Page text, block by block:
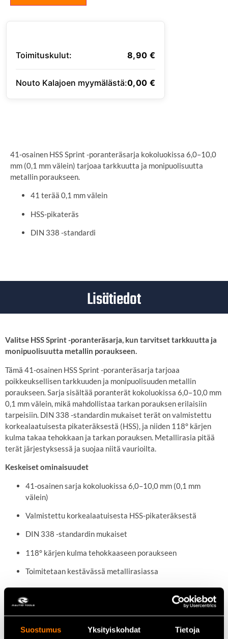
Suostumus Yksityiskohdat Tietoja
Toimituskulut: 8,90 €
Nouto Kalajoen myymälästä:0,00 €
41-osainen HSS Sprint -poranteräsarja kokoluokissa 6,0–10,0
mm (0,1 mm välein) tarjoaa tarkkuutta ja monipuolisuutta
metallin poraukseen.
41 terää 0,1 mm välein
HSS-pikateräs
DIN 338 -standardi
Lisätiedot
Valitse HSS Sprint -poranteräsarja, kun tarvitset tarkkuutta ja
monipuolisuutta metallin poraukseen.
Tämä 41-osainen HSS Sprint -poranteräsarja tarjoaa
poikkeuksellisen tarkkuuden ja monipuolisuuden metallin
poraukseen.Sarja sisältää poranterät kokoluokissa 6,0–10,0 mm
0,1 mm välein, mikä mahdollistaa tarkan porauksen erilaisiin
tarpeisiin. DIN 338 -standardin mukaiset terät on valmistettu
korkealaatuisesta pikateräksestä (HSS), ja niiden 118° kärjen
kulma takaa tehokkaan ja tarkan porauksen. Metallirasia pitää
terät järjestyksessä ja suojaa niitä vaurioilta.
Keskeiset ominaisuudet
41-osainen sarja kokoluokissa 6,0–10,0 mm (0,1 mm
välein)
Valmistettu korkealaatuisesta HSS-pikateräksestä
DIN 338 -standardin mukaiset
118° kärjen kulma tehokkaaseen poraukseen
Toimitetaan kestävässä metallirasiassa
Tekniset tiedot
Terien määrä: